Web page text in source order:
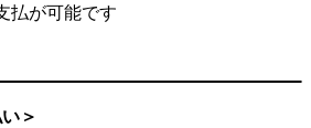
払が可能です
＞